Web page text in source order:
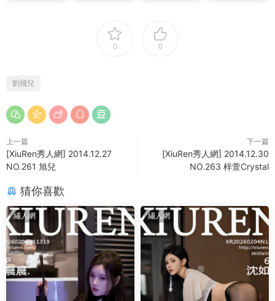
0 0
劉飛兒
上一篇
[XiuRen秀人網] 2014.12.27
NO.261 旭兒
下一篇
[XiuRen秀人網] 2014.12.30
NO.263 梓萱Crystal
猜你喜歡
繡人網 繡人網